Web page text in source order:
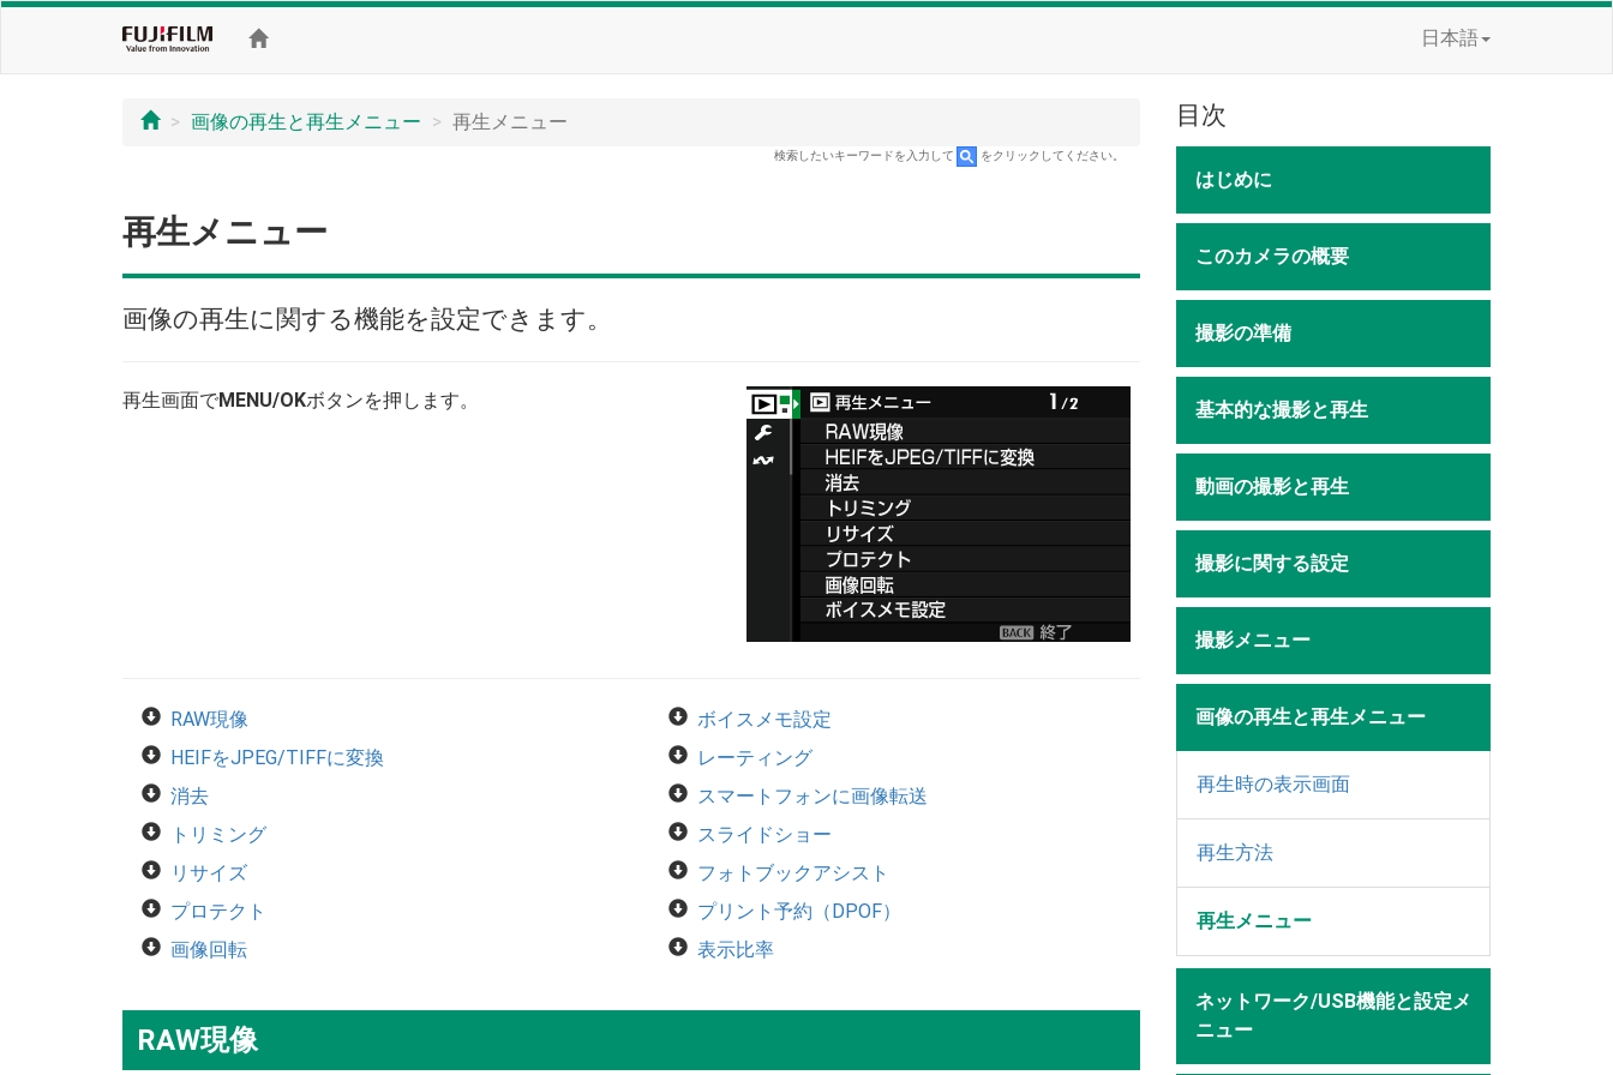
日本語
画像の再生と再生メニュー 再生メニュー
検索したいキーワードを入力して をクリックしてください。
再生メニュー
画像の再生に関する機能を設定できます。
再生画面でMENU/OKボタンを押します。
RAW現像
HEIFをJPEG/TIFFに変換
消去
トリミング
リサイズ
プロテクト
画像回転
ボイスメモ設定
レーティング
スマートフォンに画像転送
スライドショー
フォトブックアシスト
プリント予約（DPOF）
表示比率
RAW現像
目次
はじめに
このカメラの概要
撮影の準備
基本的な撮影と再生
動画の撮影と再生
撮影に関する設定
撮影メニュー
画像の再生と再生メニュー
再生時の表示画面
再生方法
再生メニュー
ネットワーク/USB機能と設定メ
ニュー